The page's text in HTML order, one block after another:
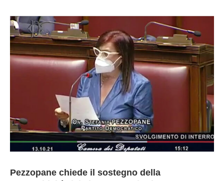
Pezzopane chiede il sostegno della